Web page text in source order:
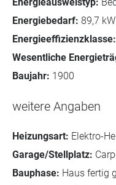
Energiebedarf: 89,7
Energieeffizienzklasse:
Wesentliche
Baujahr: 1900
weitere Angaben
Heizungsart: Elektro-
Garage/Stellplatz:
Bauphase: Haus fertig